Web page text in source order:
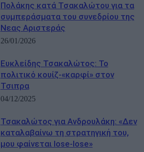
Πολάκης κατά Τσακαλώτου για τα
συμπεράσματα του συνεδρίου της
Νεας Αριστεράς
26/01/2026
Ευκλείδης Τσακαλώτος: Το
πολιτικό κουίζ-«καρφί» στον
Τσιπρα
04/12/2025
Τσακαλώτος για Ανδρουλάκη: «Δεν
καταλαβαίνω τη στρατηγική του,
μου φαίνεται lose-lose»